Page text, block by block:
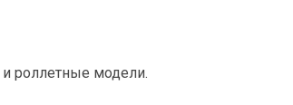
роллетные модели.